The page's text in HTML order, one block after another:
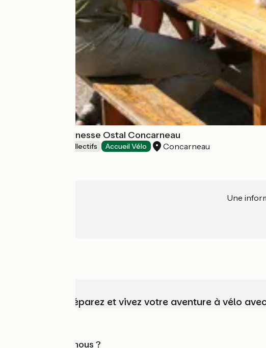
Auberge de Jeunesse Ostal Concarneau
Hébergements collectifs Accueil Vélo Concarneau
Une
Choisissez, préparez et vivez votre aventure à vélo
Qui sommes-nous ?